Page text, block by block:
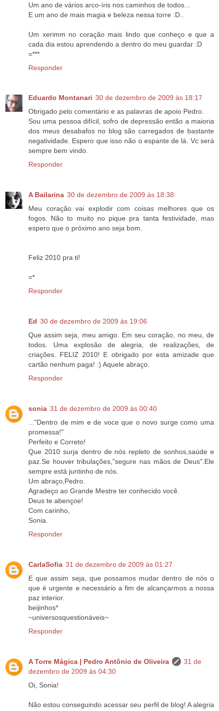
Um ano de vários arco-íris nos caminhos de todos...
E um ano de mais magia e beleza nessa torre :D..
Um xerimm no coração mais lindo que conheço e que a
cada dia estou aprendendo a dentro do meu guardar :D
=***
Responder
Eduardo Montanari 30 de dezembro de 2009 às 18:17
Obrigado pelo comentário e as palavras de apoio Pedro.
Sou uma pessoa difícil, sofro de depressão então a maioria
dos meus desabafos no blog são carregados de bastante
negatividade. Espero que isso não o espante de lá. Vc será
sempre bem vindo.
Responder
A Bailarina 30 de dezembro de 2009 às 18:38
Meu coração vai explodir com coisas melhores que os
fogos. Não to muito no pique pra tanta festividade, mas
espero que o próximo ano seja bom.
Feliz 2010 pra ti!
=*
Responder
Ed 30 de dezembro de 2009 às 19:06
Que assim seja, meu amigo. Em seu coração, no meu, de
todos. Uma explosão de alegria, de realizações, de
criações. FELIZ 2010! E obrigado por esta amizade que
cartão nenhum paga! :) Aquele abraço.
Responder
sonia 31 de dezembro de 2009 às 00:40
..."Dentro de mim e de voce que o novo surge como uma
promessa!"
Perfeito e Correto!
Que 2010 surja dentro de nós repleto de sonhos,saúde e
paz.Se houver tribulações,"segure nas mãos de Deus".Ele
sempre está juntinho de nós.
Um abraço,Pedro.
Agradeço ao Grande Mestre ter conhecido você.
Deus te abençoe!
Com carinho,
Sonia.
Responder
CarlaSofia 31 de dezembro de 2009 às 01:27
E que assim seja, que possamos mudar dentro de nós o
que é urgente e necessário a fim de alcançarmos a nossa
paz interior.
beijinhos*
~universosquestionáveis~
Responder
A Torre Mágica | Pedro Antônio de Oliveira
31 de
dezembro de 2009 às 04:30
Oi, Sonia!
Não estou conseguindo acessar seu perfil de blog! A alegria